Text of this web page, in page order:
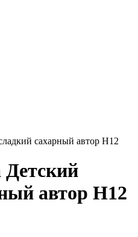
сахарный автор Н12
Детский
автор Н12